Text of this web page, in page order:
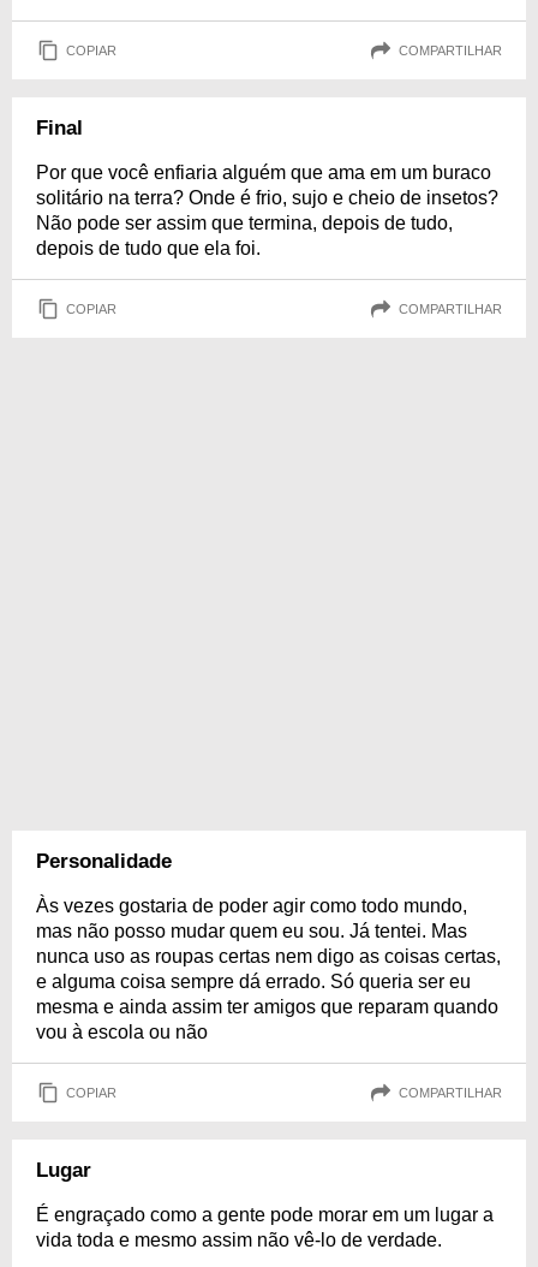
COPIAR COMPARTILHAR
Final
Por que você enfiaria alguém que ama em um buraco
solitário na terra? Onde é frio, sujo e cheio de insetos?
Não pode ser assim que termina, depois de tudo,
depois de tudo que ela foi.
COPIAR COMPARTILHAR
Personalidade
Às vezes gostaria de poder agir como todo mundo,
mas não posso mudar quem eu sou. Já tentei. Mas
nunca uso as roupas certas nem digo as coisas certas,
e alguma coisa sempre dá errado. Só queria ser eu
mesma e ainda assim ter amigos que reparam quando
vou à escola ou não
COPIAR COMPARTILHAR
Lugar
É engraçado como a gente pode morar em um lugar a
vida toda e mesmo assim não vê-lo de verdade.